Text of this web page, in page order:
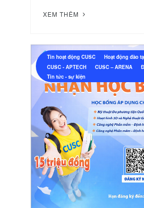
XEM THÊM
Tin hoạt động CUSC
Hoạt động đào
CUSC - APTECH
CUSC – ARENA
Tin tức - sự kiện